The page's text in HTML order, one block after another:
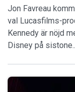
Jon Favreau
val Lucasfilms-
Kennedy är nöjd
Disney på